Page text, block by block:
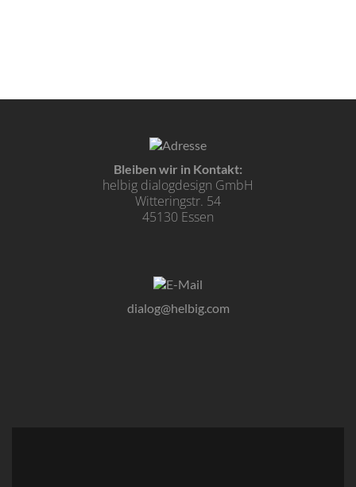
Bleiben wir in Kontakt:
helbig dialogdesign GmbH
Witteringstr. 54
45130 Essen
dialog@helbig.com